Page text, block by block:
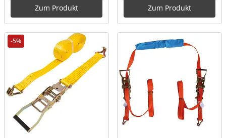
Zum Produkt Zum Produkt
-5%